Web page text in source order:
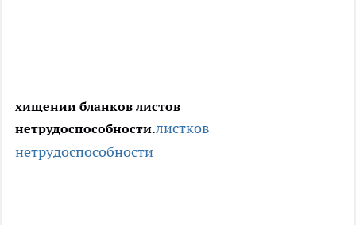
хищении бланков листов
нетрудоспособности.листков
нетрудоспособности